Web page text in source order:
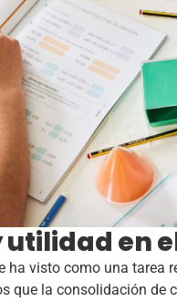
en
ha visto como una tarea
que la consolidación de